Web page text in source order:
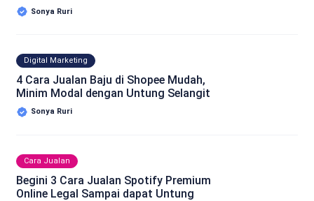
Sonya Ruri
Digital Marketing
4 Cara Jualan Baju di Shopee Mudah,
Minim Modal dengan Untung Selangit
Sonya Ruri
Cara Jualan
Begini 3 Cara Jualan Spotify Premium
Online Legal Sampai dapat Untung